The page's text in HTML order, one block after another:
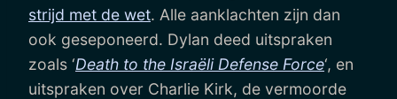
strijd met de wet. Alle aanklachten zijn dan
ook geseponeerd. Dylan deed uitspraken
zoals ‘Death to the Israëli Defense Force‘, en
uitspraken over Charlie Kirk, de vermoorde